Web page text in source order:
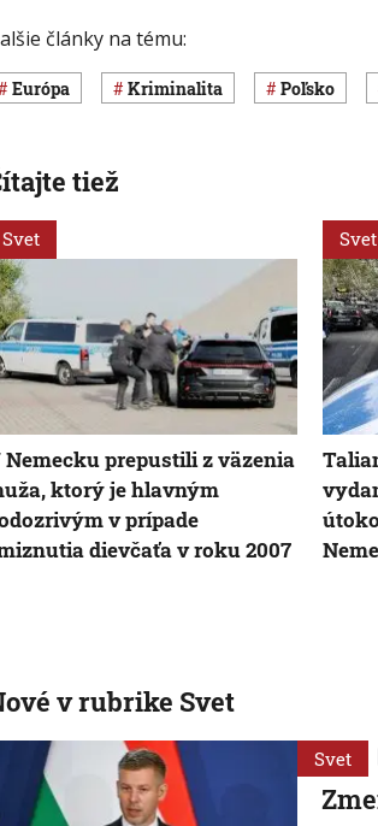
články na tému:
Európa Kriminalita Poľsko
tiež
Svet
Nemecku prepustili z väzenia
ktorý je hlavným
v prípade
dievčaťa v roku 2007
Svet
v rubrike Svet
Svet